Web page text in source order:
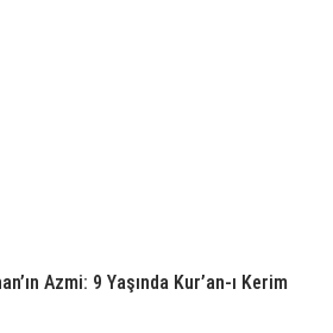
Azmi: 9 Yaşında Kur’an-ı Kerim